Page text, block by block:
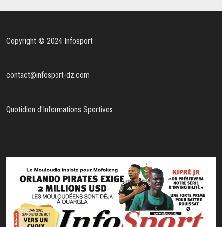
Copyright © 2024 Infosport
contact@infosport-dz.com
Quotidien d'Informations Sportives